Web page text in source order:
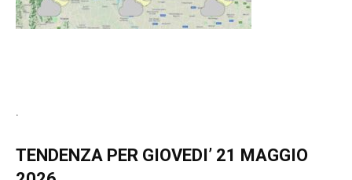
.
TENDENZA PER GIOVEDI’ 21 MAGGIO